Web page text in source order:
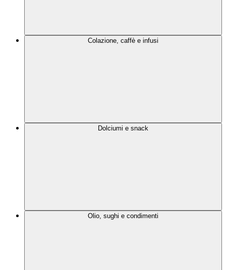
Colazione, caffè e infusi
Dolciumi e snack
Olio, sughi e condimenti